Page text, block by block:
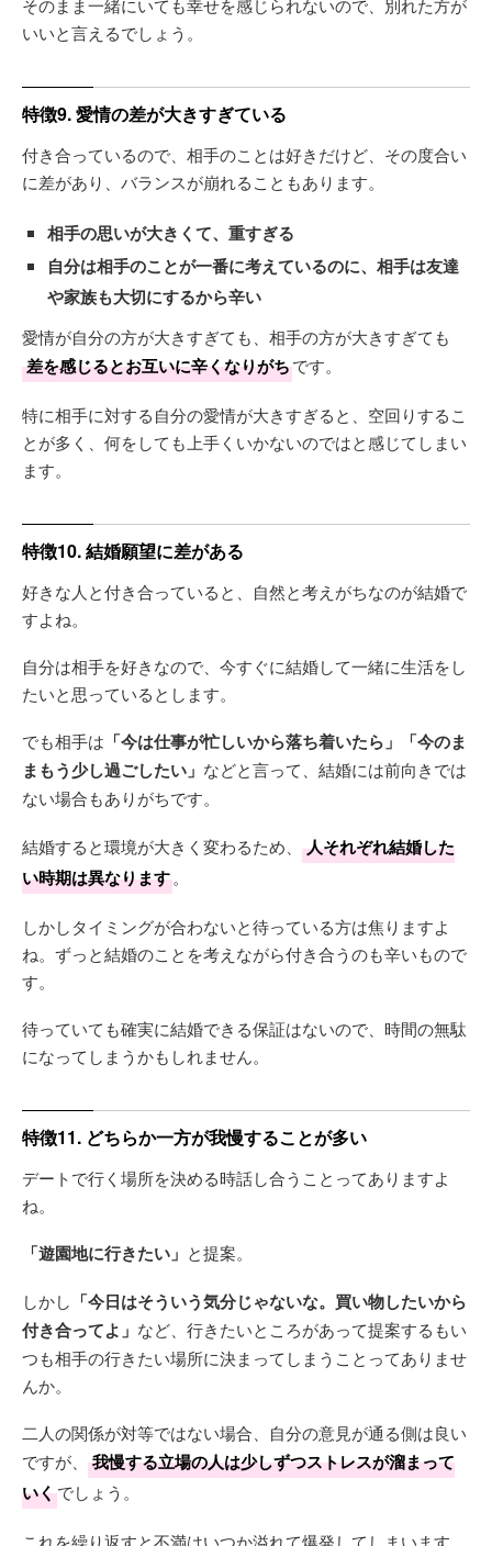
いいと言えるでしょう。
特徴9. 愛情の差が大きすぎている
付き合っているので、相手のことは好きだけど、その度合い
に差があり、バランスが崩れることもあります。
相手の思いが大きくて、重すぎる
自分は相手のことが一番に考えているのに、相手は友達
や家族も大切にするから辛い
愛情が自分の方が大きすぎても、相手の方が大きすぎても
差を感じるとお互いに辛くなりがちです。
特に相手に対する自分の愛情が大きすぎると、空回りするこ
とが多く、何をしても上手くいかないのではと感じてしまい
ます。
特徴10. 結婚願望に差がある
好きな人と付き合っていると、自然と考えがちなのが結婚で
すよね。
自分は相手を好きなので、今すぐに結婚して一緒に生活をし
たいと思っているとします。
でも相手は 「今は仕事が忙しいから落ち着いたら」
「今のま
まもう少し過ごしたい」 などと言って、結婚には前向きでは
ない場合もありがちです。
結婚すると環境が大きく変わるため、
人それぞれ結婚した
い時期は異なります。
しかしタイミングが合わないと待っている方は焦りますよ
ね。ずっと結婚のことを考えながら付き合うのも辛いもので
す。
待っていても確実に結婚できる保証はないので、時間の無駄
になってしまうかもしれません。
特徴11. どちらか一方が我慢することが多い
デートで行く場所を決める時話し合うことってありますよ
ね。
「遊園地に行きたい」 と提案。
しかし 「今日はそういう気分じゃないな。買い物したいから
付き合ってよ」 など、行きたいところがあって提案するもい
つも相手の行きたい場所に決まってしまうことってありませ
んか。
二人の関係が対等ではない場合、自分の意見が通る側は良い
ですが、
我慢する立場の人は少しずつストレスが溜まって
いくでしょう。
これを繰り返すと不満はいつか溢れて爆発してしまいます。